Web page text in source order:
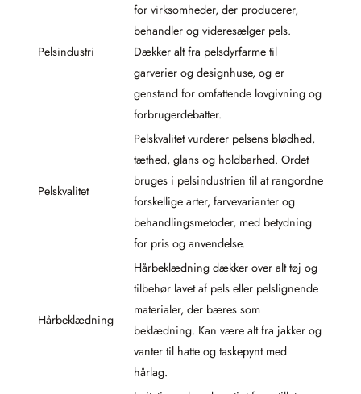
Pelsindustri
for virksomheder, der producerer,
behandler og videresælger pels.
Dækker alt fra pelsdyrfarme til
garverier og designhuse, og er
genstand for omfattende lovgivning og
forbrugerdebatter.
Pelskvalitet
Pelskvalitet vurderer pelsens blødhed,
tæthed, glans og holdbarhed. Ordet
bruges i pelsindustrien til at rangordne
forskellige arter, farvevarianter og
behandlingsmetoder, med betydning
for pris og anvendelse.
Hårbeklædning
Hårbeklædning dækker over alt tøj og
tilbehør lavet af pels eller pelslignende
materialer, der bæres som
beklædning. Kan være alt fra jakker og
vanter til hatte og taskepynt med
hårlag.